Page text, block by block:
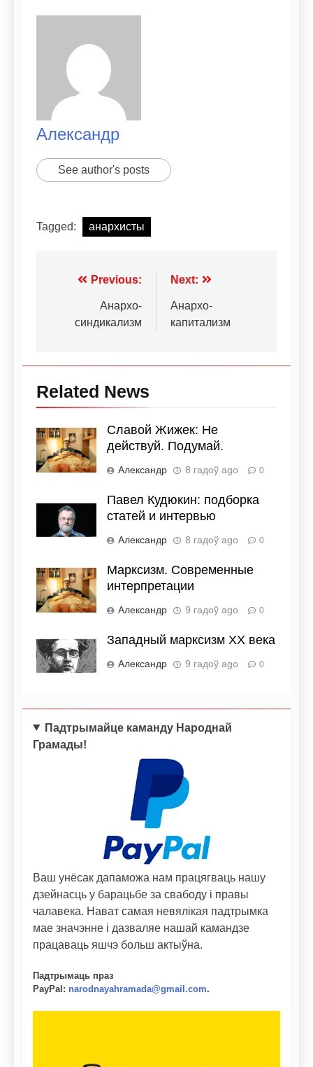
Александр
See author's posts
Tagged: анархисты
Previous:
Анархо-
синдикализм
Next:
Анархо-
капитализм
Related News
Славой Жижек: Не
действуй. Подумай.
Александр 8 гадоў ago 0
Павел Кудюкин: подборка
статей и интервью
Александр 8 гадоў ago 0
Марксизм. Современные
интерпретации
Александр 9 гадоў ago 0
Западный марксизм XX века
Александр 9 гадоў ago 0
Падтрымайце каманду Народнай
Грамады!
Ваш унёсак дапаможа нам працягваць нашу
дзейнасць у барацьбе за свабоду і правы
чалавека. Нават самая невялікая падтрымка
мае значэнне і дазваляе нашай камандзе
працаваць яшчэ больш актыўна.
Падтрымаць праз
PayPal: narodnayahramada@gmail.com.